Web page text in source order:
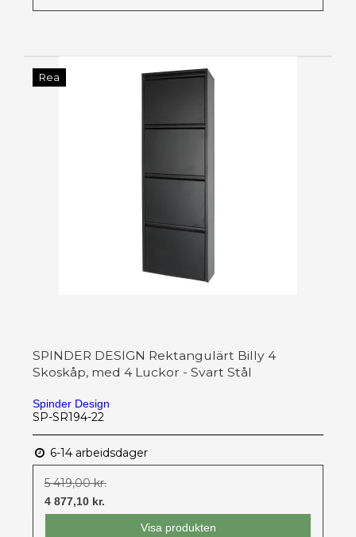
Rea
SPINDER DESIGN Rektangulärt Billy 4
Skoskåp, med 4 Luckor - Svart Stål
Spinder Design
SP-SR194-22
6-14 arbeidsdager
5 419,00 kr.
4 877,10 kr.
Visa produkten